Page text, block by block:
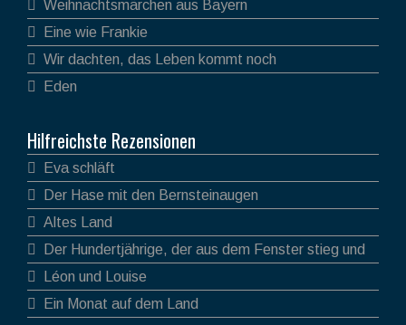
Weihnachtsmärchen aus Bayern
Eine wie Frankie
Wir dachten, das Leben kommt noch
Eden
Hilfreichste Rezensionen
Eva schläft
Der Hase mit den Bernsteinaugen
Altes Land
Der Hundertjährige, der aus dem Fenster stieg und
verschwand
Léon und Louise
Ein Monat auf dem Land